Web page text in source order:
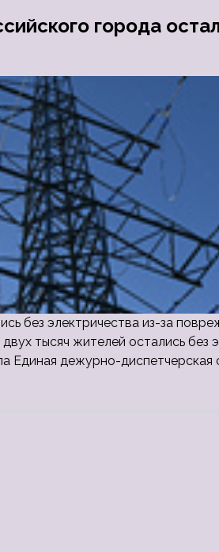
города
без электричества из-за
тысяч жителей остались без
Единая дежурно-